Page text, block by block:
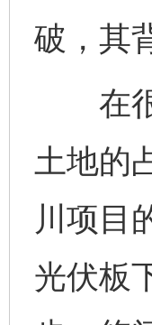
破，其
在很
土地的
川项目
光伏板